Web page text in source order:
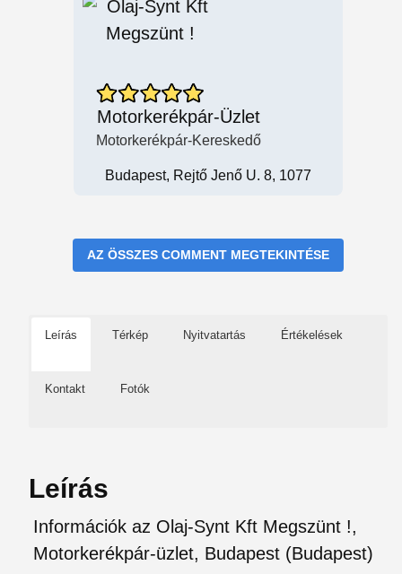
Motorkerékpár-Üzlet
Motorkerékpár-Kereskedő
Budapest, Rejtő Jenő U. 8, 1077
AZ ÖSSZES COMMENT MEGTEKINTÉSE
Leírás Térkép Nyitvatartás Értékelések
Kontakt Fotók
Leírás
Információk az Olaj-Synt Kft Megszünt !,
Motorkerékpár-üzlet, Budapest (Budapest)